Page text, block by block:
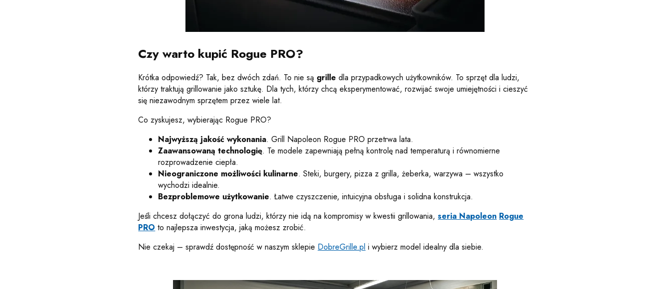
Czy warto kupić Rogue PRO?
Krótka odpowiedź? Tak, bez dwóch zdań. To nie są grille dla przypadkowych użytkowników. To sprzęt dla ludzi,
którzy traktują grillowanie jako sztukę. Dla tych, którzy chcą eksperymentować, rozwijać swoje umiejętności i cieszyć
się niezawodnym sprzętem przez wiele lat.
Co zyskujesz, wybierając Rogue PRO?
Najwyższą jakość wykonania. Grill Napoleon Rogue PRO przetrwa lata.
Zaawansowaną technologię. Te modele zapewniają pełną kontrolę nad temperaturą i równomierne
rozprowadzenie ciepła.
Nieograniczone możliwości kulinarne. Steki, burgery, pizza z grilla, żeberka, warzywa – wszystko
wychodzi idealnie.
Bezproblemowe użytkowanie. Łatwe czyszczenie, intuicyjna obsługa i solidna konstrukcja.
Jeśli chcesz dołączyć do grona ludzi, którzy nie idą na kompromisy w kwestii grillowania,seria Napoleon Rogue
PRO to najlepsza inwestycja, jaką możesz zrobić.
Nie czekaj – sprawdź dostępność w naszym sklepie DobreGrille.pl i wybierz model idealny dla siebie.